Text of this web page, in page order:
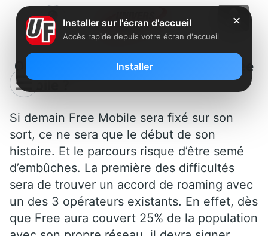
Qui va craquer et signer avec Free
Mobile ?
Si demain Free Mobile sera fixé sur son
sort, ce ne sera que le début de son
histoire. Et le parcours risque d’être semé
d’embûches. La première des difficultés
sera de trouver un accord de roaming avec
un des 3 opérateurs existants. En effet, dès
que Free aura couvert 25% de la population
✕
Installer sur l'écran d'accueil
Accès rapide depuis votre écran d'accueil
Installer